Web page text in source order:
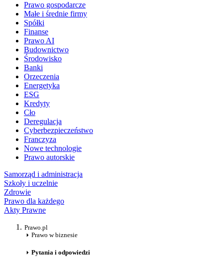
Prawo gospodarcze
Małe i średnie firmy
Spółki
Finanse
Prawo AI
Budownictwo
Środowisko
Banki
Orzeczenia
Energetyka
ESG
Kredyty
Cło
Deregulacja
Cyberbezpieczeństwo
Franczyza
Nowe technologie
Prawo autorskie
Samorząd i administracja
Szkoły i uczelnie
Zdrowie
Prawo dla każdego
Akty Prawne
Prawo.pl
Prawo w biznesie
Pytania i odpowiedzi